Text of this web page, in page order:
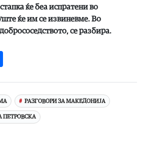
ќе беа испратени во
ќе им се извиневме. Во
се разбира.
РАЗГОВОРИ ЗА МАКЕДОНИЈА
ПЕТРОВСКА